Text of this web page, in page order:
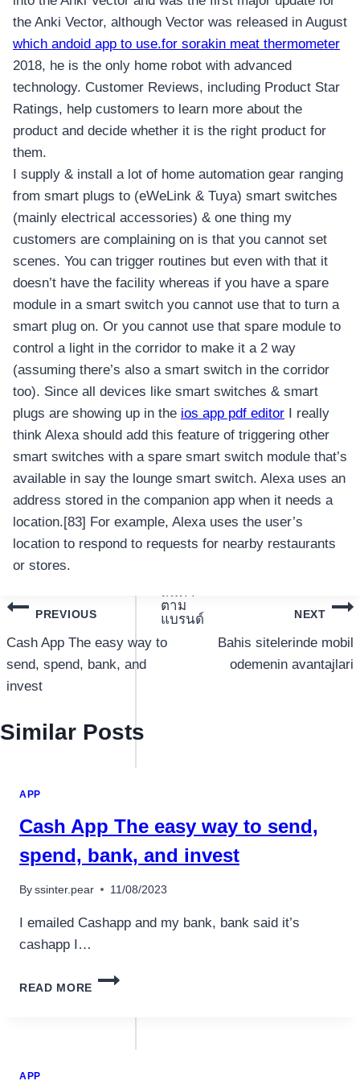
โทรศัพท์
มือ
ถือ
โทรศัพท์
มือ
ถือ
โทรศัพท์
มือ
ถือ
อุปกรณ์
เสริม
สินค้า
ตาม
แบรนด์
the Anki Vector, although Vector was released in August
which andoid app to use.for sorakin meat thermometer
2018, he is the only home robot with advanced
technology. Customer Reviews, including Product Star
Ratings, help customers to learn more about the
product and decide whether it is the right product for
them.
I supply & install a lot of home automation gear ranging
from smart plugs to (eWeLink & Tuya) smart switches
(mainly electrical accessories) & one thing my
customers are complaining on is that you cannot set
scenes. You can trigger routines but even with that it
doesn’t have the facility whereas if you have a spare
module in a smart switch you cannot use that to turn a
smart plug on. Or you cannot use that spare module to
control a light in the corridor to make it a 2 way
(assuming there’s also a smart switch in the corridor
too). Since all devices like smart switches & smart
plugs are showing up in the ios app pdf editor I really
think Alexa should add this feature of triggering other
smart switches with a spare smart switch module that’s
available in say the lounge smart switch. Alexa uses an
address stored in the companion app when it needs a
location.[83] For example, Alexa uses the user’s
location to respond to requests for nearby restaurants
or stores.
แนะแนว
เรื่อง
PREVIOUS
Cash App The easy way to
send, spend, bank, and
invest
NEXT
Bahis sitelerinde mobil
odemenin avantajlari
Similar Posts
APP
Cash App The easy way to send,
spend, bank, and invest
By ssinter.pear 11/08/2023
I emailed Cashapp and my bank, bank said it’s
cashapp I…
READ MORE
CASH
APP